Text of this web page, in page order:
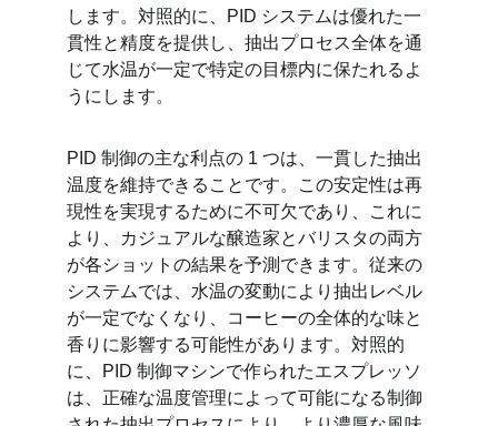
します。対照的に、PID システムは優れた一
貫性と精度を提供し、抽出プロセス全体を通
じて水温が一定で特定の目標内に保たれるよ
うにします。
PID 制御の主な利点の 1 つは、一貫した抽出
温度を維持できることです。この安定性は再
現性を実現するために不可欠であり、これに
より、カジュアルな醸造家とバリスタの両方
が各ショットの結果を予測できます。従来の
システムでは、水温の変動により抽出レベル
が一定でなくなり、コーヒーの全体的な味と
香りに影響する可能性があります。対照的
に、PID 制御マシンで作られたエスプレッソ
は、正確な温度管理によって可能になる制御